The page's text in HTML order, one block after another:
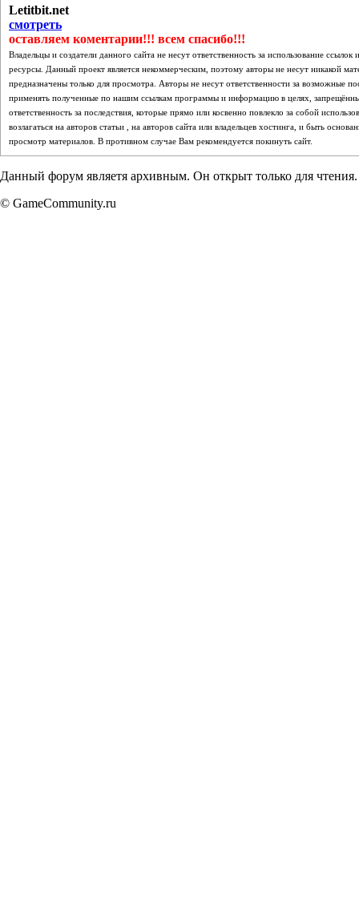
Letitbit.net
смотреть
оставляем коментарии!!! всем спасибо!!!
Владельцы и создатели данного сайта не несут ответственность за использование
ресурсы. Данный проект является некоммерческим, поэтому авторы не несут никакой
предназначены только для просмотра. Авторы не несут ответственности за
применять полученные по нашим ссылкам программы и информацию в целях,
ответственность за последствия, которые прямо или косвенно повлекло за собой
возлагаться на авторов статьи , на авторов сайта или владельцев хостинга, и быть
просмотр материалов. В противном случае Вам рекомендуется покинуть сайт.
Данный форум являетя архивным. Он открыт только для чтения.
© GameCommunity.ru